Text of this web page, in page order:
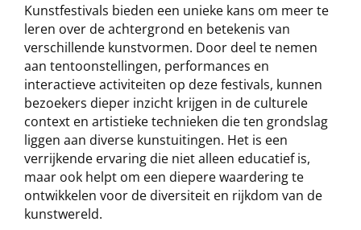
Kunstfestivals bieden een unieke kans om meer te
leren over de achtergrond en betekenis van
verschillende kunstvormen. Door deel te nemen
aan tentoonstellingen, performances en
interactieve activiteiten op deze festivals, kunnen
bezoekers dieper inzicht krijgen in de culturele
context en artistieke technieken die ten grondslag
liggen aan diverse kunstuitingen. Het is een
verrijkende ervaring die niet alleen educatief is,
maar ook helpt om een diepere waardering te
ontwikkelen voor de diversiteit en rijkdom van de
kunstwereld.